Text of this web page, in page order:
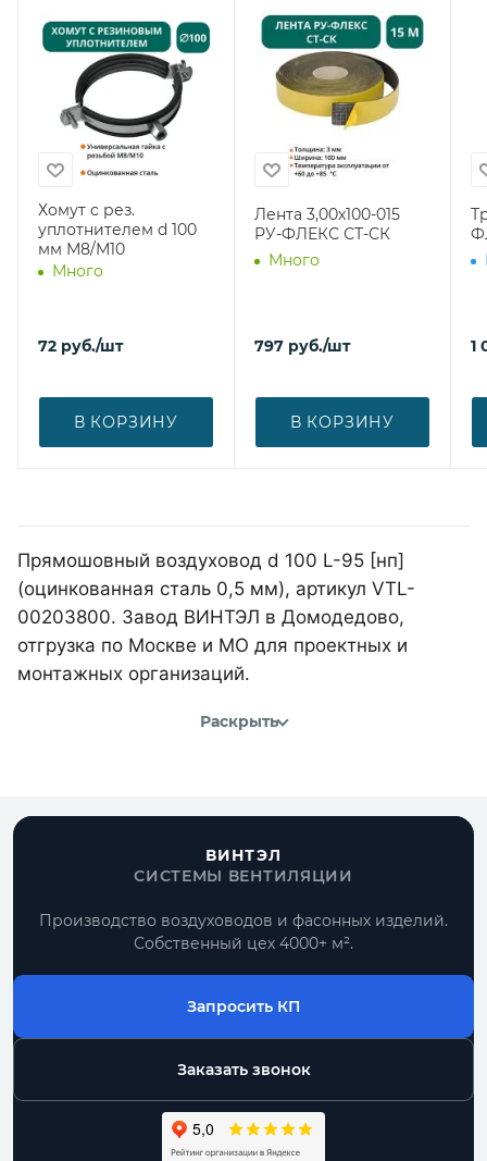
Хомут с рез.
уплотнителем d 100
мм М8/М10
Много
72 руб./шт
В КОРЗИНУ
Лента 3,00х100-015
РУ-ФЛЕКС СТ-СК
Много
797 руб./шт
В КОРЗИНУ
1
Прямошовный воздуховод d 100 L-95 [нп]
(оцинкованная сталь 0,5 мм), артикул VTL-
00203800. Завод ВИНТЭЛ в Домодедово,
отгрузка по Москве и МО для проектных и
монтажных организаций.
Раскрыть
ВИНТЭЛ
СИСТЕМЫ ВЕНТИЛЯЦИИ
Производство воздуховодов и фасонных изделий.
Собственный цех 4000+ м².
Запросить КП
Заказать звонок